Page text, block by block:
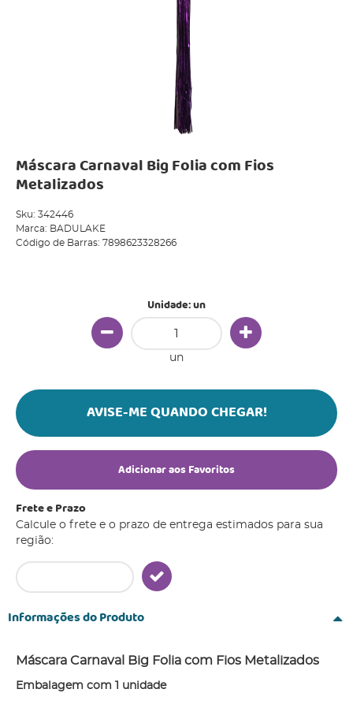
Máscara Carnaval Big Folia com Fios
Metalizados
Sku: 342446
Marca: BADULAKE
Código de Barras: 7898623328266
Unidade: un
un
AVISE-ME QUANDO CHEGAR!
Adicionar aos Favoritos
Frete e Prazo
Calcule o frete e o prazo de entrega estimados para sua
região:
Informações do Produto
Máscara Carnaval Big Folia com Fios Metalizados
Embalagem com 1 unidade